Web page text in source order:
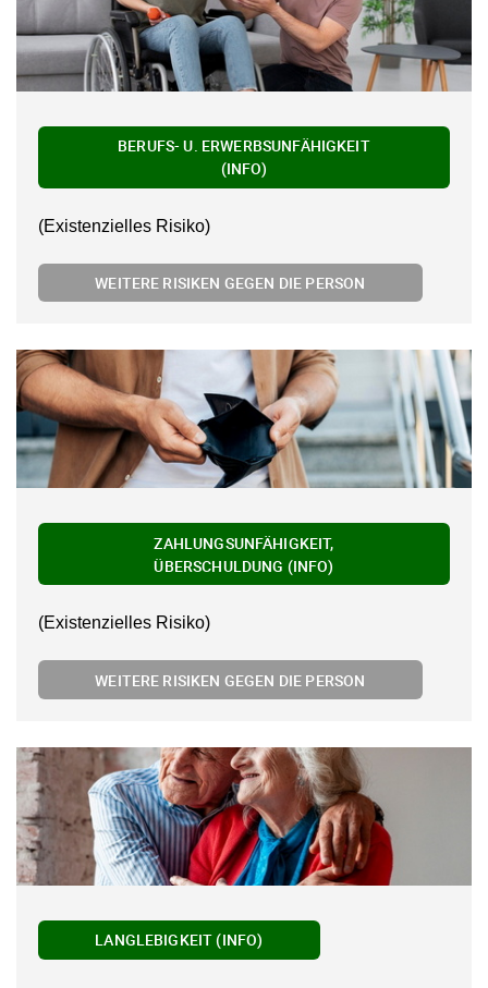
BERUFS- U. ERWERBSUNFÄHIGKEIT
(INFO)
(Existenzielles Risiko)
WEITERE RISIKEN GEGEN DIE PERSON
ZAHLUNGSUNFÄHIGKEIT,
ÜBERSCHULDUNG (INFO)
(Existenzielles Risiko)
WEITERE RISIKEN GEGEN DIE PERSON
LANGLEBIGKEIT (INFO)